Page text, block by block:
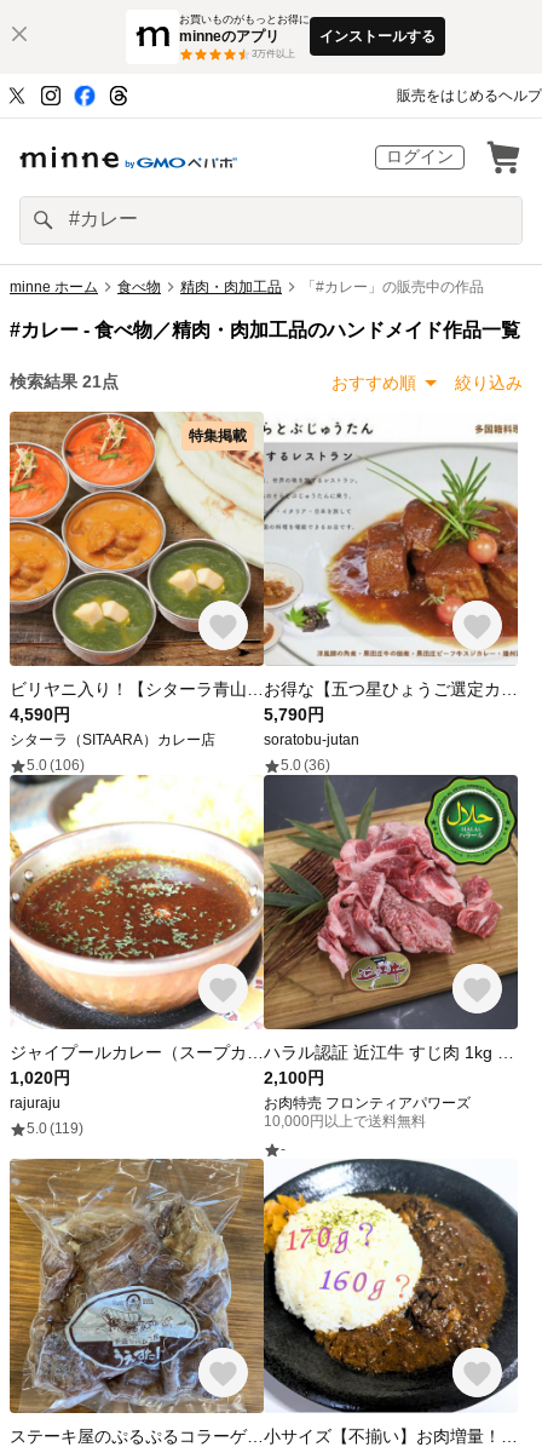
お買いものがもっとお得に
minneのアプリ
3万件以上
インストールする
販売をはじめるヘルプ
ログイン
minne ホーム 食べ物 精肉・肉加工品 「#カレー」の販売中の作品
#カレー - 食べ物／精肉・肉加工品のハンドメイド作品一覧
おすすめ順 絞り込み
検索結果 21点
特集掲載
4,590円
シターラ（SITAARA）カレー店
5.0(106)
5,790円
soratobu-jutan
5.0(36)
1,020円
rajuraju
5.0(119)
2,100円
お肉特売 フロンティアパワーズ
10,000円以上で送料無料
-
ステーキ屋のぷるぷるコラーゲン高たんぱく低脂肪牛すじ肉（ボイル済）